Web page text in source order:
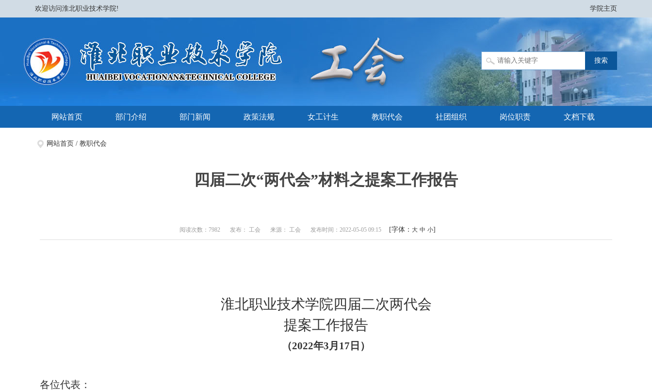
学院主页
欢迎访问淮北职业技术学院!
网站首页 部门介绍 部门新闻 政策法规 女工计生 教职代会 社团组织 岗位职责 文档下载
网站首页 / 教职代会
四届二次“两代会”材料之提案工作报告
阅读次数：7982 发布： 工会 来源： 工会 发布时间：2022-05-05 09:15 [字体： 大 中 小]
淮北职业技术学院四届二次两代会
提案工作报告
（2022年3月 17 日）
各位代表：